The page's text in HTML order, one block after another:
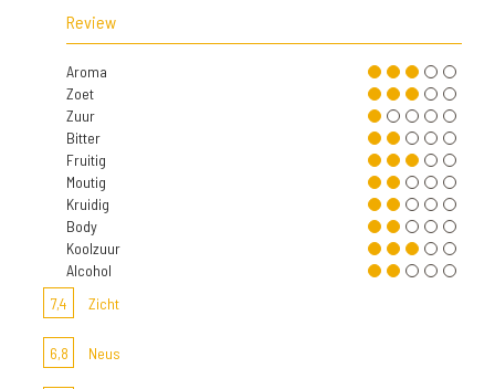
Review
Aroma
Zoet
Zuur
Bitter
Fruitig
Moutig
Kruidig
Body
Koolzuur
Alcohol
7,4
Zicht
6,8 Neus